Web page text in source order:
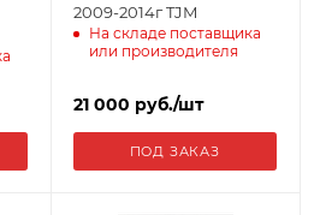
2009-2014г TJM
На складе поставщика
или производителя
21 000 руб./шт
ПОД ЗАКАЗ